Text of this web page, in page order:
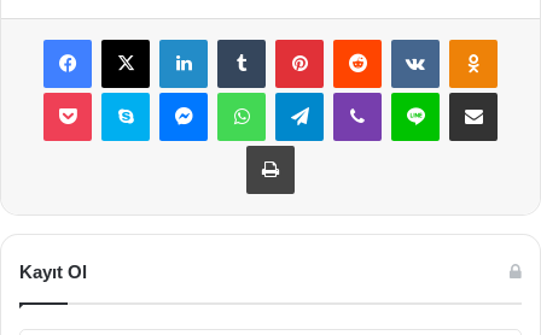
Facebook
X LinkedInTumblr PinterestReddit VKontakte
Pocket Skype MessengerWhatsAppTelegramViber Line E-Posta ile
Yazdır
Kayıt Ol